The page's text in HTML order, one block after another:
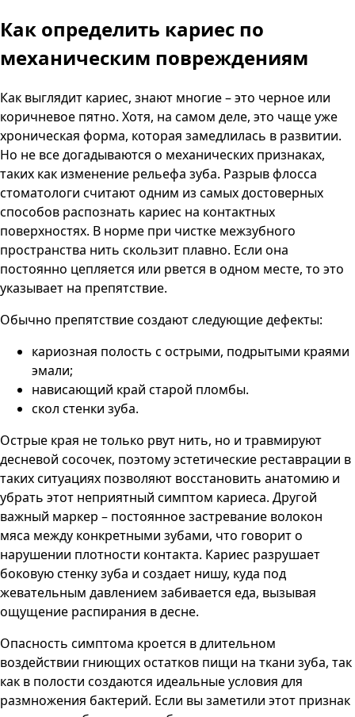
Как определить кариес по
механическим повреждениям
Как выглядит кариес, знают многие – это черное или
коричневое пятно. Хотя, на самом деле, это чаще уже
хроническая форма, которая замедлилась в развитии.
Но не все догадываются о механических признаках,
таких как изменение рельефа зуба. Разрыв флосса
стоматологи считают одним из самых достоверных
способов распознать кариес на контактных
поверхностях. В норме при чистке межзубного
пространства нить скользит плавно. Если она
постоянно цепляется или рвется в одном месте, то это
указывает на препятствие.
Обычно препятствие создают следующие дефекты:
кариозная полость с острыми, подрытыми краями
эмали;
нависающий край старой пломбы.
скол стенки зуба.
Острые края не только рвут нить, но и травмируют
десневой сосочек, поэтому эстетические реставрации в
таких ситуациях позволяют восстановить анатомию и
убрать этот неприятный симптом кариеса. Другой
важный маркер – постоянное застревание волокон
мяса между конкретными зубами, что говорит о
нарушении плотности контакта. Кариес разрушает
боковую стенку зуба и создает нишу, куда под
жевательным давлением забивается еда, вызывая
ощущение распирания в десне.
Опасность симптома кроется в длительном
воздействии гниющих остатков пищи на ткани зуба, так
как в полости создаются идеальные условия для
размножения бактерий. Если вы заметили этот признак